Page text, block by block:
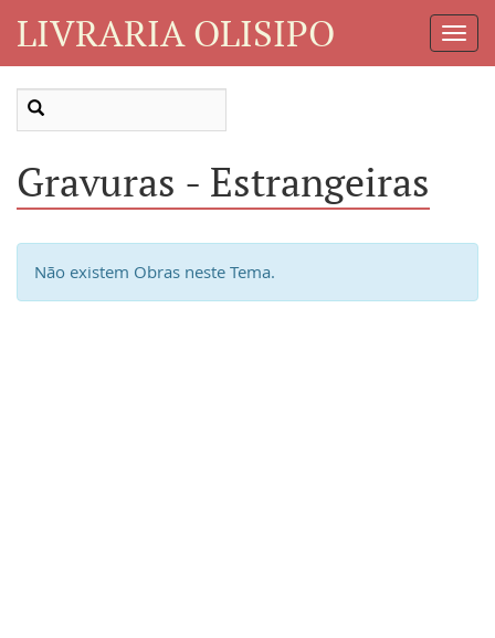
LIVRARIA OLISIPO
Gravuras - Estrangeiras
Não existem Obras neste Tema.